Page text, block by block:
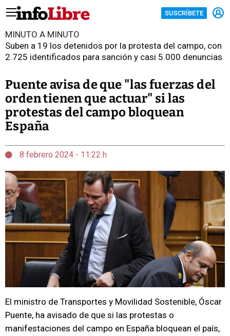
SUSCRÍBETE
MINUTO A MINUTO
Suben a 19 los detenidos por la protesta del campo, con
2.725 identificados para sanción y casi 5.000 denuncias
Puente avisa de que "las fuerzas del
orden tienen que actuar" si las
protestas del campo bloquean
España
8 febrero 2024 - 11:22 h
El ministro de Transportes y Movilidad Sostenible, Óscar
Puente, ha avisado de que si las protestas o
manifestaciones del campo en España bloquean el país,